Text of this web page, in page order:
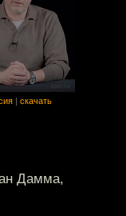
скачать
Дамма,